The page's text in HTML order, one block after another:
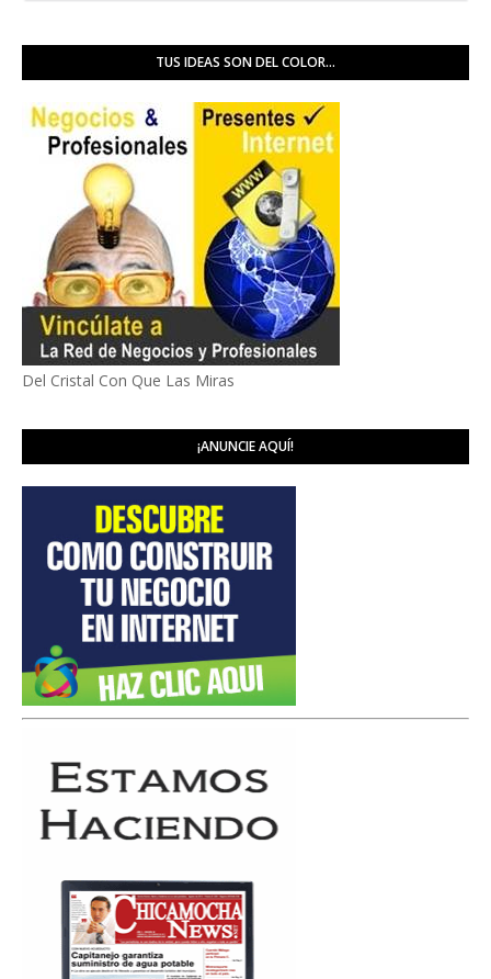
TUS IDEAS SON DEL COLOR...
Del Cristal Con Que Las Miras
¡ANUNCIE AQUÍ!